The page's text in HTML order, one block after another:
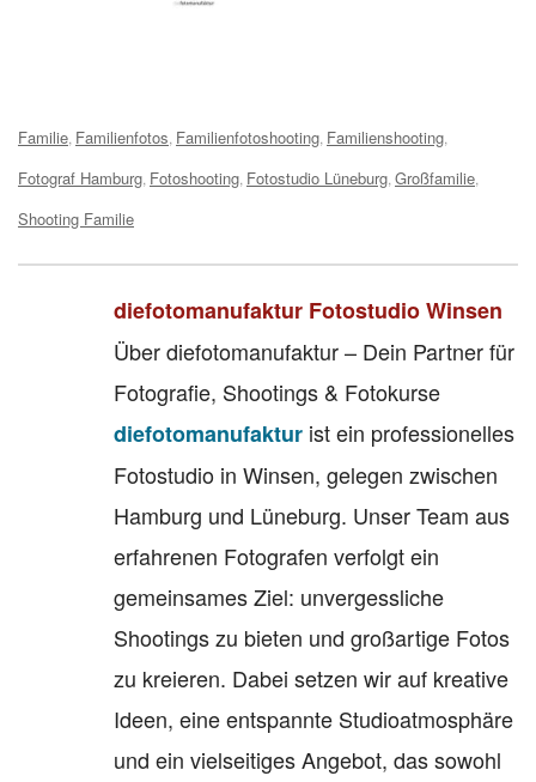
Tags:
Familie Familienfotos Familienfotoshooting Familienshooting
Fotograf Hamburg Fotoshooting Fotostudio Lüneburg Großfamilie
Shooting Familie
diefotomanufaktur Fotostudio Winsen
Über diefotomanufaktur – Dein Partner für
Fotografie, Shootings & Fotokurse
diefotomanufaktur ist ein professionelles
Fotostudio in Winsen, gelegen zwischen
Hamburg und Lüneburg. Unser Team aus
erfahrenen Fotografen verfolgt ein
gemeinsames Ziel: unvergessliche
Shootings zu bieten und großartige Fotos
zu kreieren. Dabei setzen wir auf kreative
Ideen, eine entspannte Studioatmosphäre
und ein vielseitiges Angebot, das sowohl